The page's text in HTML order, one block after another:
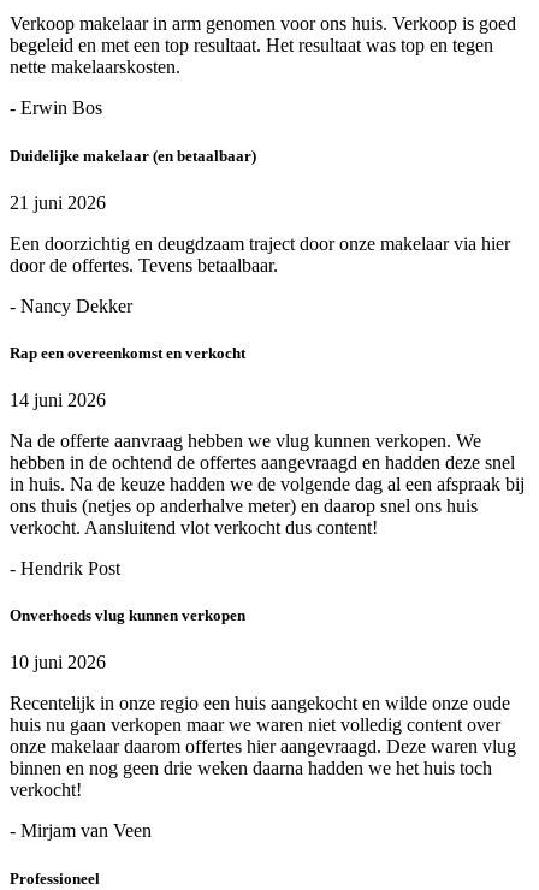
Verkoop makelaar in arm genomen voor ons huis. Verkoop is goed
begeleid en met een top resultaat. Het resultaat was top en tegen
nette makelaarskosten.
- Erwin Bos
Duidelijke makelaar (en betaalbaar)
21 juni 2026
Een doorzichtig en deugdzaam traject door onze makelaar via hier
door de offertes. Tevens betaalbaar.
- Nancy Dekker
Rap een overeenkomst en verkocht
14 juni 2026
Na de offerte aanvraag hebben we vlug kunnen verkopen. We
hebben in de ochtend de offertes aangevraagd en hadden deze snel
in huis. Na de keuze hadden we de volgende dag al een afspraak bij
ons thuis (netjes op anderhalve meter) en daarop snel ons huis
verkocht. Aansluitend vlot verkocht dus content!
- Hendrik Post
Onverhoeds vlug kunnen verkopen
10 juni 2026
Recentelijk in onze regio een huis aangekocht en wilde onze oude
huis nu gaan verkopen maar we waren niet volledig content over
onze makelaar daarom offertes hier aangevraagd. Deze waren vlug
binnen en nog geen drie weken daarna hadden we het huis toch
verkocht!
- Mirjam van Veen
Professioneel